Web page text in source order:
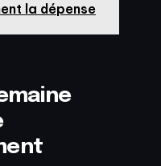
la dépense